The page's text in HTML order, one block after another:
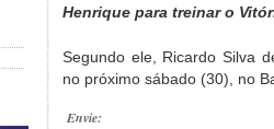
Henrique para treinar o
Segundo ele, Ricardo Silva
no próximo sábado (30), no
Envie: